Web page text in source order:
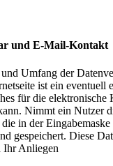
und E-Mail-Kontakt
Umfang der
ist ein eventuell
für die elektronische
Nimmt ein Nutzer
in der Eingabemaske
gespeichert. Diese
Ihr Anliegen